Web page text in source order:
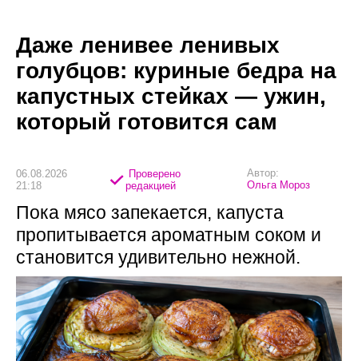
Даже ленивее ленивых
голубцов: куриные бедра на
капустных стейках — ужин,
который готовится сам
06.08.2026
21:18
Проверено
редакцией
Автор:
Ольга Мороз
Пока мясо запекается, капуста
пропитывается ароматным соком и
становится удивительно нежной.